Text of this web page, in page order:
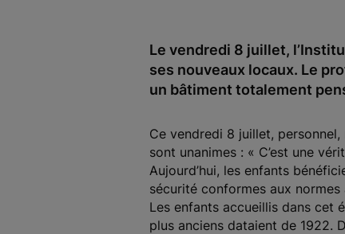
Le vendredi 8 juillet,
ses nouveaux locaux. Le
un bâtiment totalement
Ce vendredi 8 juillet, personnel,
sont unanimes : « C’est une
Aujourd’hui, les enfants
sécurité conformes aux normes
Les enfants accueillis dans cet
plus anciens dataient de 1922.